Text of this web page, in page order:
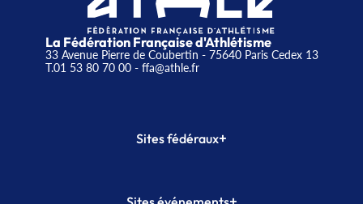
La Fédération Française d'Athlétisme
33 Avenue Pierre de Coubertin - 75640 Paris Cedex 13
T.01 53 80 70 00- ffa@athle.fr
Sites fédéraux+